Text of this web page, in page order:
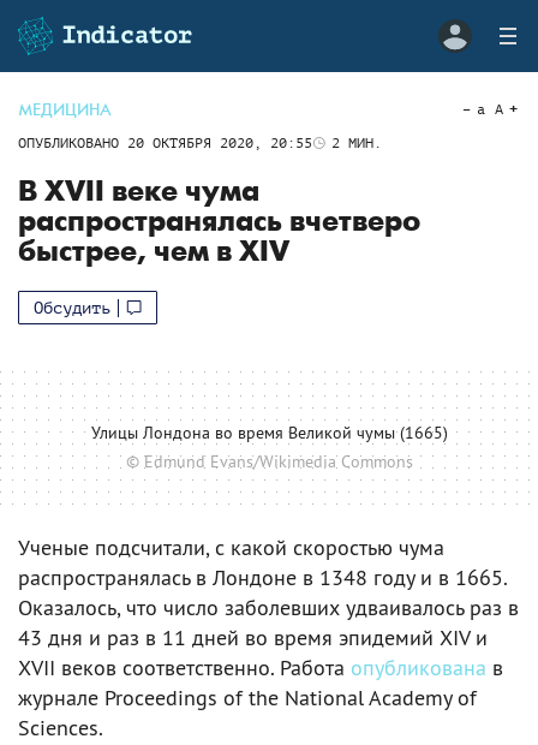
МЕДИЦИНА
ОПУБЛИКОВАНО 20 ОКТЯБРЯ 2020, 20:55 2 МИН.
a A
В XVII веке чума
распространялась вчетверо
быстрее, чем в XIV
Обсудить
Улицы Лондона во время Великой чумы (1665)
© Edmund Evans/Wikimedia Commons
Ученые подсчитали, с какой скоростью чума
распространялась в Лондоне в 1348 году и в 1665.
Оказалось, что число заболевших удваивалось раз в
43 дня и раз в 11 дней во время эпидемий XIV и
XVII веков соответственно. Работа опубликована в
журнале Proceedings of the National Academy of
Sciences.